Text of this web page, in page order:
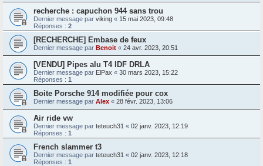
recherche : capuchon 944 sans trou
Dernier message par viking « 15 mai 2023, 09:48
Réponses : 2
[RECHERCHE] Embase de feux
Dernier message par Benoit « 24 avr. 2023, 20:51
[VENDU] Pipes alu T4 IDF DRLA
Dernier message par ElPax « 30 mars 2023, 15:22
Réponses : 1
Boite Porsche 914 modifiée pour cox
Dernier message par Alex « 28 févr. 2023, 13:06
Air ride vw
Dernier message par teteuch31 « 02 janv. 2023, 12:19
Réponses : 1
French slammer t3
Dernier message par teteuch31 « 02 janv. 2023, 12:18
Réponses : 1